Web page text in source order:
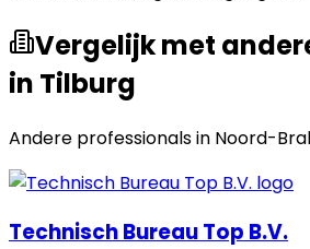
Vergelijk met
in Tilburg
Andere professionals in Noord-
Technisch Bureau Top B.V.